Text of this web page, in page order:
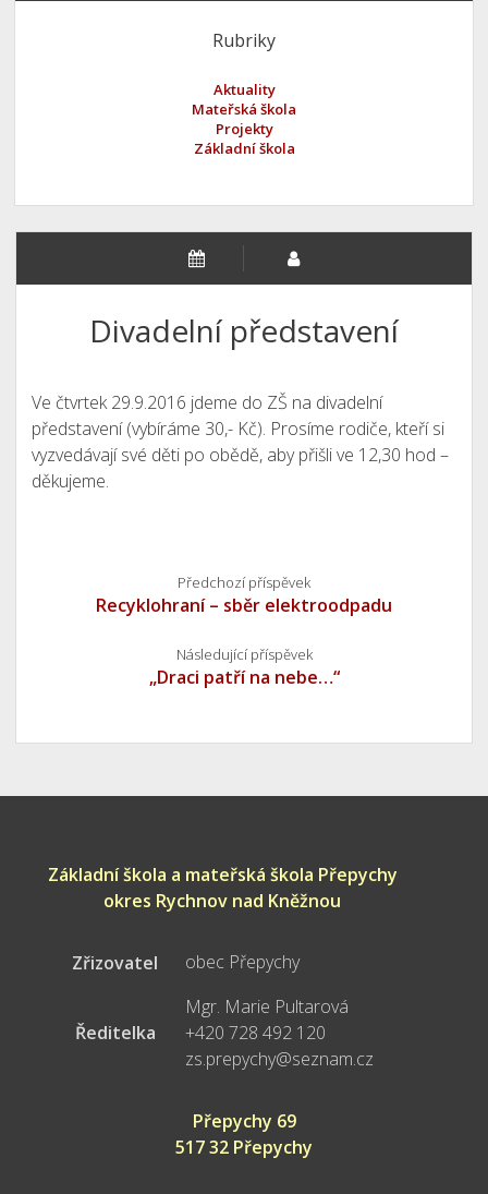
Rubriky
Aktuality
Mateřská škola
Projekty
Základní škola
Divadelní představení
Ve čtvrtek 29.9.2016 jdeme do ZŠ na divadelní
představení (vybíráme 30,- Kč). Prosíme rodiče, kteří si
vyzvedávají své děti po obědě, aby přišli ve 12,30 hod –
děkujeme.
Předchozí příspěvek
Recyklohraní – sběr elektroodpadu
Následující příspěvek
„Draci patří na nebe…“
Základní škola a mateřská škola Přepychy
okres Rychnov nad Kněžnou
Zřizovatel obec Přepychy
Ředitelka
Mgr. Marie Pultarová
+420 728 492 120
zs.prepychy@seznam.cz
Přepychy 69
517 32 Přepychy